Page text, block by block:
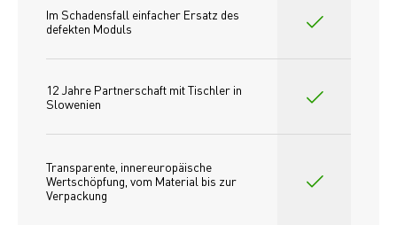
Im Schadensfall einfacher Ersatz des
defekten Moduls
12 Jahre Partnerschaft mit Tischler in
Slowenien
Transparente, innereuropäische
Wertschöpfung, vom Material bis zur
Verpackung